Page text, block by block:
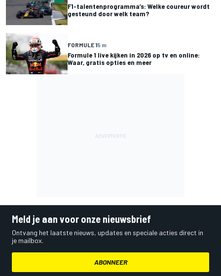
F1-talentenprogramma’s: Welke coureur wordt
gesteund door welk team?
FORMULE 15 m
Formule 1 live kijken in 2026 op tv en online:
Waar, gratis opties en meer
Meld je aan voor onze nieuwsbrief
Ontvang het laatste nieuws, updates en speciale acties direct in
je mailbox.
ABONNEER